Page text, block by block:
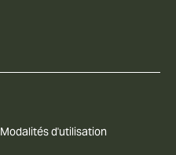
Modalités d'utilisation